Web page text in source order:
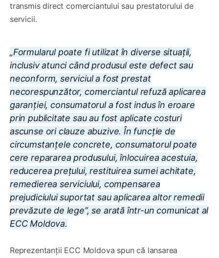
transmis direct comerciantului sau prestatorului de
servicii.
„Formularul poate fi utilizat în diverse situații,
inclusiv atunci când produsul este defect sau
neconform, serviciul a fost prestat
necorespunzător, comerciantul refuză aplicarea
garanției, consumatorul a fost indus în eroare
prin publicitate sau au fost aplicate costuri
ascunse ori clauze abuzive. În funcție de
circumstanțele concrete, consumatorul poate
cere repararea produsului, înlocuirea acestuia,
reducerea prețului, restituirea sumei achitate,
remedierea serviciului, compensarea
prejudiciului suportat sau aplicarea altor remedii
prevăzute de lege”, se arată într-un comunicat al
ECC Moldova.
Reprezentanții ECC Moldova spun că lansarea